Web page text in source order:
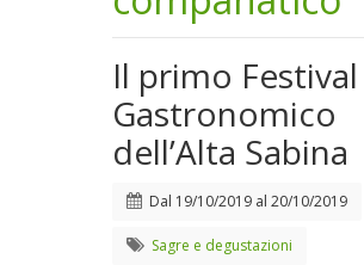
Il primo Festival
Gastronomico
dell’Alta Sabina
Dal 19/10/2019 al 20/10/2019
Sagre e degustazioni